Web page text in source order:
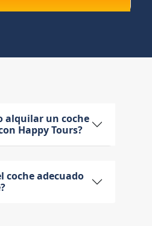
alquilar un coche
Happy Tours?
coche adecuado